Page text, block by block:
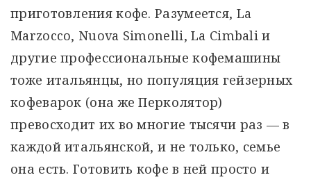
приготовления кофе. Разумеется, La
Marzocco, Nuova Simonelli, La Cimbali и
другие профессиональные кофемашины
тоже итальянцы, но популяция гейзерных
кофеварок (она же Перколятор)
превосходит их во многие тысячи раз — в
каждой итальянской, и не только, семье
она есть. Готовить кофе в ней просто и